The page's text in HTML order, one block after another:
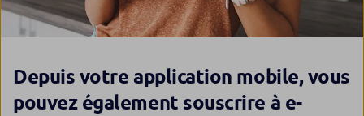
Depuis votre application mobile, vous
pouvez également souscrire à e-